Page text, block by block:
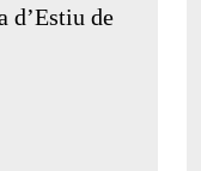
d’Estiu de